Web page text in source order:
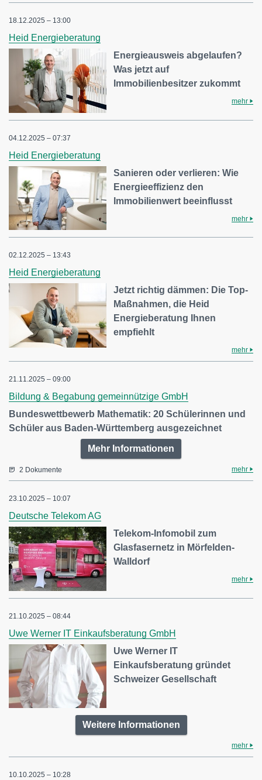
18.12.2025 – 13:00
Heid Energieberatung
Energieausweis abgelaufen?
Was jetzt auf
Immobilienbesitzer zukommt
mehr
04.12.2025 – 07:37
Heid Energieberatung
Sanieren oder verlieren: Wie
Energieeffizienz den
Immobilienwert beeinflusst
mehr
02.12.2025 – 13:43
Heid Energieberatung
Jetzt richtig dämmen: Die Top-
Maßnahmen, die Heid
Energieberatung Ihnen
empfiehlt
mehr
21.11.2025 – 09:00
Bildung & Begabung gemeinnützige GmbH
Bundeswettbewerb Mathematik: 20 Schülerinnen und
Schüler aus Baden-Württemberg ausgezeichnet
Mehr Informationen
2 Dokumente mehr
23.10.2025 – 10:07
Deutsche Telekom AG
Telekom-Infomobil zum
Glasfasernetz in Mörfelden-
Walldorf
mehr
21.10.2025 – 08:44
Uwe Werner IT Einkaufsberatung GmbH
Uwe Werner IT
Einkaufsberatung gründet
Schweizer Gesellschaft
Weitere Informationen
mehr
10.10.2025 – 10:28